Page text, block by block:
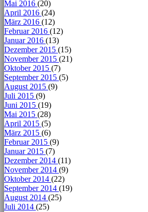
Mai 2016 (20)
April 2016 (24)
März 2016 (12)
Februar 2016 (12)
Januar 2016 (13)
Dezember 2015 (15)
November 2015 (21)
Oktober 2015 (7)
September 2015 (5)
August 2015 (9)
Juli 2015 (9)
Juni 2015 (19)
Mai 2015 (28)
April 2015 (5)
März 2015 (6)
Februar 2015 (9)
Januar 2015 (7)
Dezember 2014 (11)
November 2014 (9)
Oktober 2014 (22)
September 2014 (19)
August 2014 (25)
Juli 2014 (25)